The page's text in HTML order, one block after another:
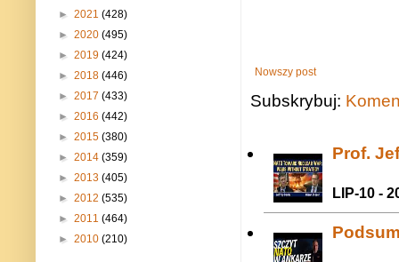
Nowszy post
Subskrybuj:
Prof.
LIP-10 -
► 2021 (428)
► 2020 (495)
► 2019 (424)
► 2018 (446)
► 2017 (433)
► 2016 (442)
► 2015 (380)
► 2014 (359)
► 2013 (405)
► 2012 (535)
► 2011 (464)
► 2010 (210)